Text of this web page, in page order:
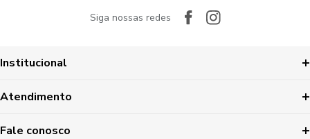
Siga nossas redes
Institucional
Atendimento
Fale conosco